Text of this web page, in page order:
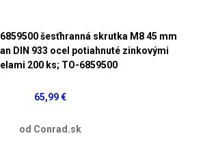
šesťhranná skrutka M8 45 mm
DIN 933 ocel potiahnuté zinkovými
200 ks; TO-6859500
65,99 €
od Conrad.sk